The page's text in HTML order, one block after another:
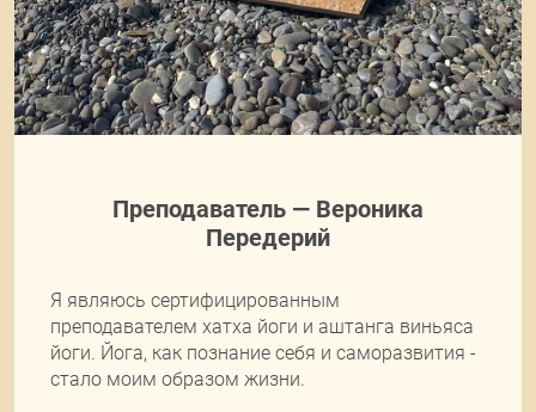
Преподаватель — Вероника
Передерий
Я являюсь сертифицированным
преподавателем хатха йоги и аштанга виньяса
йоги. Йога, как познание себя и саморазвития -
стало моим образом жизни.